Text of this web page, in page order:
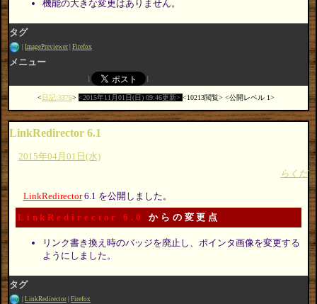
機能の大きな変更はありません。
タグ
ImagePreviewer Firefox
メニュー
日記:3376 2015年11月01日(日) 09:46更新 10213閲覧 公開レベル 1
LinkRedirector 6.1
2015年04月01日(水)
らくだ
LinkRedirector6.1 を公開しました。
LinkRedirector 6.0 からの変更点
リンク書き換え時のバッジを廃止し、ポインタ画像を変更する
ようにしました。
タグ
LinkRedirector Firefox